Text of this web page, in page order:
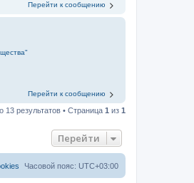
Перейти к сообщению
Перейти к сообщению
13 результатов • Страница 1 из 1
Перейти
Часовой пояс: UTC+03:00